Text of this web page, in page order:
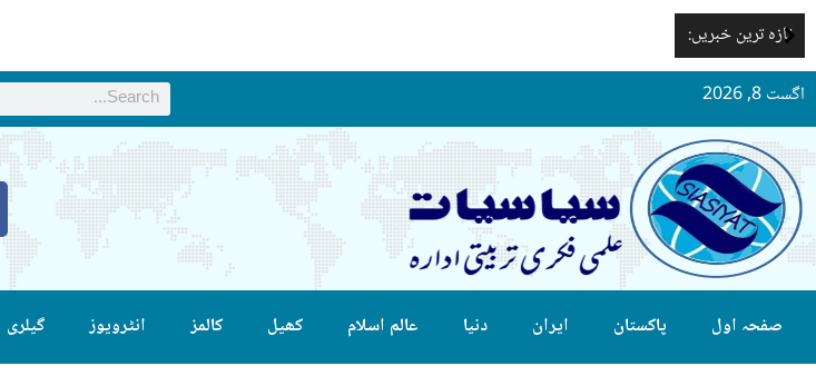
تازہ ترین خبریں:
اگست 8, 2026
صفحہ اول پاکستان ایران دنیا عالم اسلام کھیل کالمز انٹرویوز گیلری